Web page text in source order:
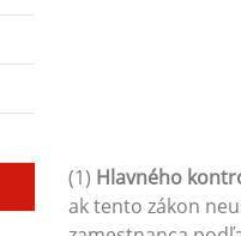
(1) Hlavného
ak tento zákon